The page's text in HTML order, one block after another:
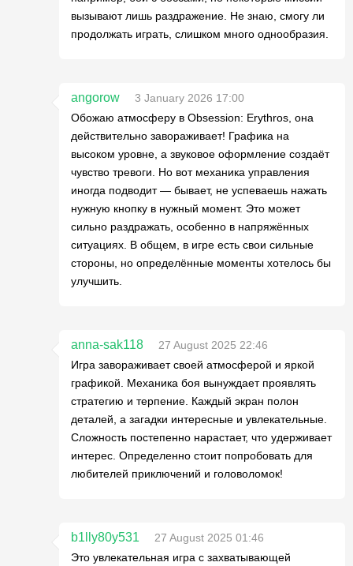
вызывают лишь раздражение. Не знаю, смогу ли
продолжать играть, слишком много однообразия.
angorow
3 January 2026 17:00
Обожаю атмосферу в Obsession: Erythros, она
действительно завораживает! Графика на
высоком уровне, а звуковое оформление создаёт
чувство тревоги. Но вот механика управления
иногда подводит — бывает, не успеваешь нажать
нужную кнопку в нужный момент. Это может
сильно раздражать, особенно в напряжённых
ситуациях. В общем, в игре есть свои сильные
стороны, но определённые моменты хотелось бы
улучшить.
anna-sak118
27 August 2025 22:46
Игра завораживает своей атмосферой и яркой
графикой. Механика боя вынуждает проявлять
стратегию и терпение. Каждый экран полон
деталей, а загадки интересные и увлекательные.
Сложность постепенно нарастает, что удерживает
интерес. Определенно стоит попробовать для
любителей приключений и головоломок!
b1lly80y531
27 August 2025 01:46
Это увлекательная игра с захватывающей